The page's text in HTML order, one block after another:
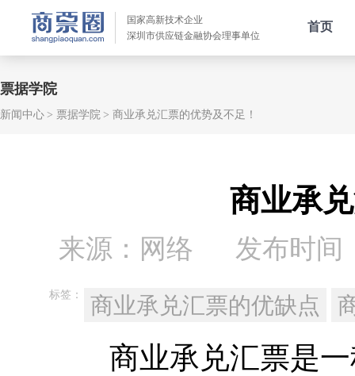
国家高新技术企业
深圳市供应链金融协会理事单位
首页
票据学院
新闻中心 票据学院 商业承兑汇票的优势及不足！
商业承
来源：网络 发布时间
标签： 商业承兑汇票的优缺点
商业承兑汇票是一